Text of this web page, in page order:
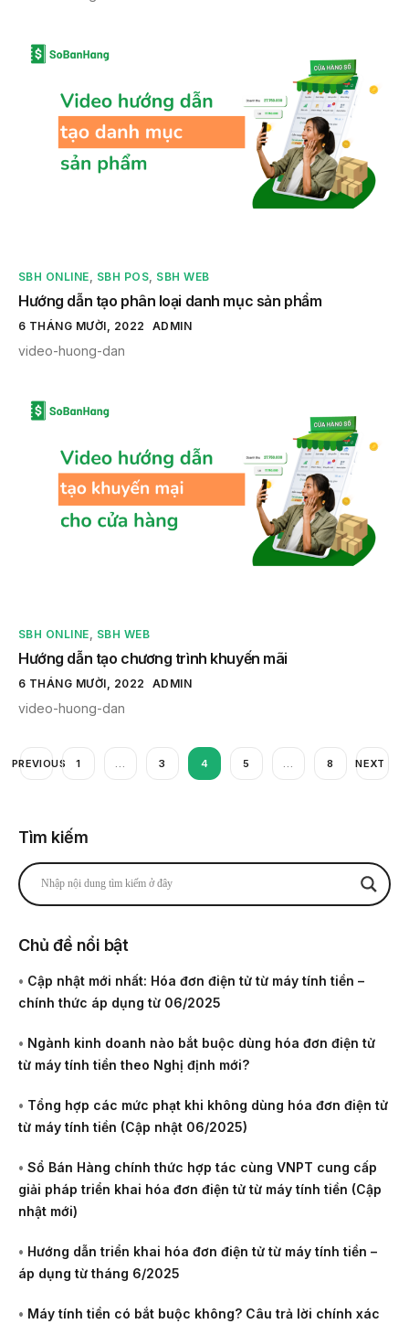
SBH ONLINE, SBH POS, SBH WEB
Hướng dẫn tạo phân loại danh mục sản phẩm
6 THÁNG MƯỜI, 2022 ADMIN
video-huong-dan
SBH ONLINE SBH WEB
Hướng dẫn tạo chương trình khuyến mãi
6 THÁNG MƯỜI, 2022 ADMIN
video-huong-dan
PREVIOUS 1 … 3 4 5 … 8 NEXT
Tìm kiếm
Chủ đề nổi bật
• Cập nhật mới nhất: Hóa đơn điện tử từ máy tính tiền –
chính thức áp dụng từ 06/2025
• Ngành kinh doanh nào bắt buộc dùng hóa đơn điện tử
từ máy tính tiền theo Nghị định mới?
• Tổng hợp các mức phạt khi không dùng hóa đơn điện tử
từ máy tính tiền (Cập nhật 06/2025)
• Sổ Bán Hàng chính thức hợp tác cùng VNPT cung cấp
giải pháp triển khai hóa đơn điện tử từ máy tính tiền (Cập
nhật mới)
• Hướng dẫn triển khai hóa đơn điện tử từ máy tính tiền –
áp dụng từ tháng 6/2025
• Máy tính tiền có bắt buộc không? Câu trả lời chính xác